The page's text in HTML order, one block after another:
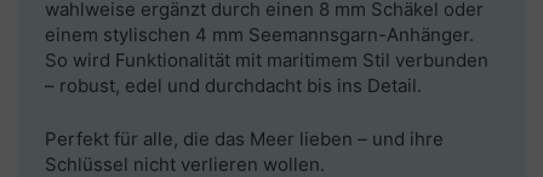
wahlweise ergänzt durch einen 8 mm Schäkel oder
einem stylischen 4 mm Seemannsgarn-Anhänger.
So wird Funktionalität mit maritimem Stil verbunden
– robust, edel und durchdacht bis ins Detail.
Perfekt für alle, die das Meer lieben – und ihre
Schlüssel nicht verlieren wollen.